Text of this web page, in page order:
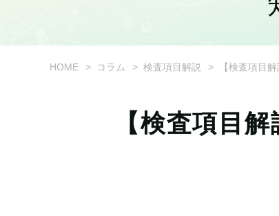
HOME コラム 検査項目解説 【検査項目
【検査項目